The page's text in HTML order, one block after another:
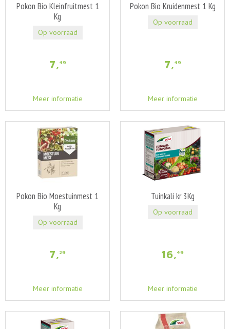
Pokon Bio Kleinfruitmest 1
Kg
7,49
Meer informatie
Op voorraad
Pokon Bio Kruidenmest 1 Kg
7,49
Meer informatie
Op voorraad
Pokon Bio Moestuinmest 1
Kg
7,29
Meer informatie
Op voorraad
Tuinkali kr 3Kg
16,49
Meer informatie
Op voorraad